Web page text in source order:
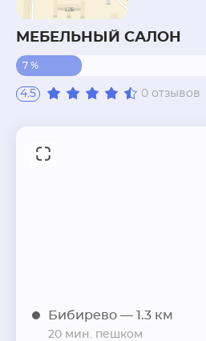
МЕБЕЛЬНЫЙ САЛОН
7 %
4.5 0 отзывов
Бибирево — 1.3 км
20 мин. пешком